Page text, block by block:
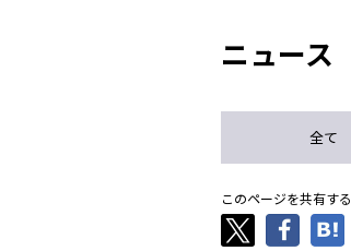
ニュース
全て
このページを共有する